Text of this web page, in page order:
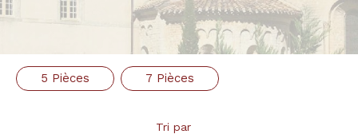
5 Pièces 7 Pièces
Tri par
Vente
Type